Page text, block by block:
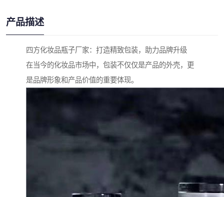
产品描述
四方化妆品瓶子厂家：打造精致包装，助力品牌升级
在当今的化妆品市场中，包装不仅仅是产品的外壳，更
是品牌形象和产品价值的重要体现。